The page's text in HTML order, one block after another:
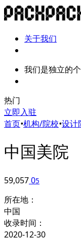
关于我们
我们是独立的
热门
立即入驻
首页•机构/院校•设计
中国美院
59,05705
所在地：
中国
收录时间：
2020-12-30